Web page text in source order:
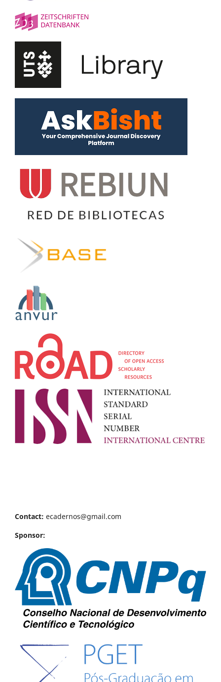
Contact: ecadernos@gmail.com
Sponsor: